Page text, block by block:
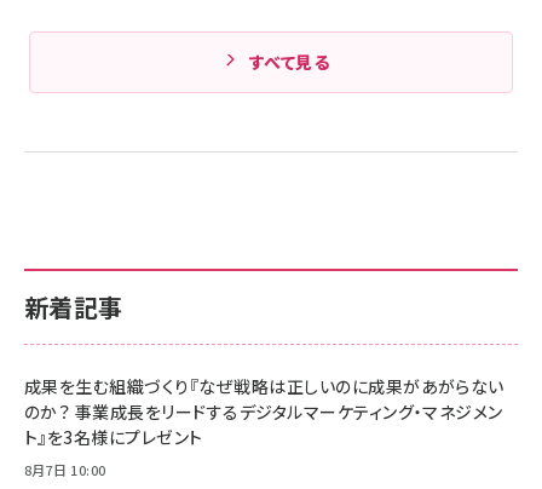
新着記事
成果を生む組織づくり『なぜ戦略は正しいのに成果があがらない
のか？ 事業成長をリードするデジタルマーケティング・マネジメン
ト』を3名様にプレゼント
8月7日 10:00
すべて見る